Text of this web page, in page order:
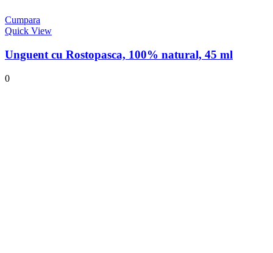
Cumpara
Quick View
Unguent cu Rostopasca, 100% natural, 45 ml
0